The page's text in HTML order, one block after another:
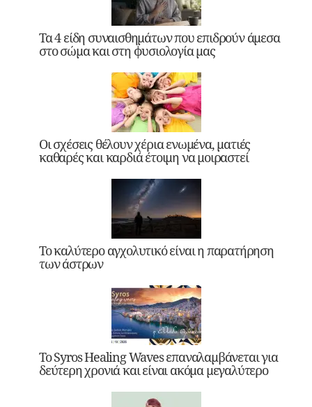
Τα 4 είδη συναισθημάτων που επιδρούν άμεσα
στο σώμα και στη φυσιολογία μας
Οι σχέσεις θέλουν χέρια ενωμένα, ματιές
καθαρές και καρδιά έτοιμη να μοιραστεί
Το καλύτερο αγχολυτικό είναι η παρατήρηση
των άστρων
Το Syros Healing Waves επαναλαμβάνεται για
δεύτερη χρονιά και είναι ακόμα μεγαλύτερο